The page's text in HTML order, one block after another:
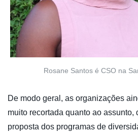
Rosane Santos é CSO na
De modo geral, as organizações
muito recortada quanto ao assunto,
proposta dos programas de